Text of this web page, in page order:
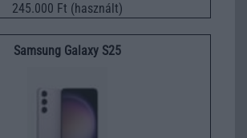
245.000 Ft (használt)
Samsung Galaxy S25